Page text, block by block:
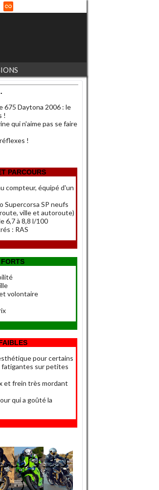
675 Daytona 2006 : le
!
qui n'aime pas se faire
!
PARCOURS
compteur, équipé d'un
Supercorsa SP neufs
ville et autoroute)
6,7 à 8,8 l/100
: RAS
volontaire
pour certains
sur petites
et frein très mordant
qui a goûté la